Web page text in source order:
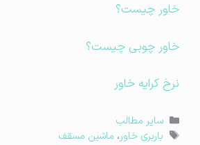
خاور چیست؟
خاور چوبی چیست؟
نرخ کرایه خاور
دسته‌ها
سایر مطالب
برچسب‌ها
باربری خاور ،ماشین مسقف